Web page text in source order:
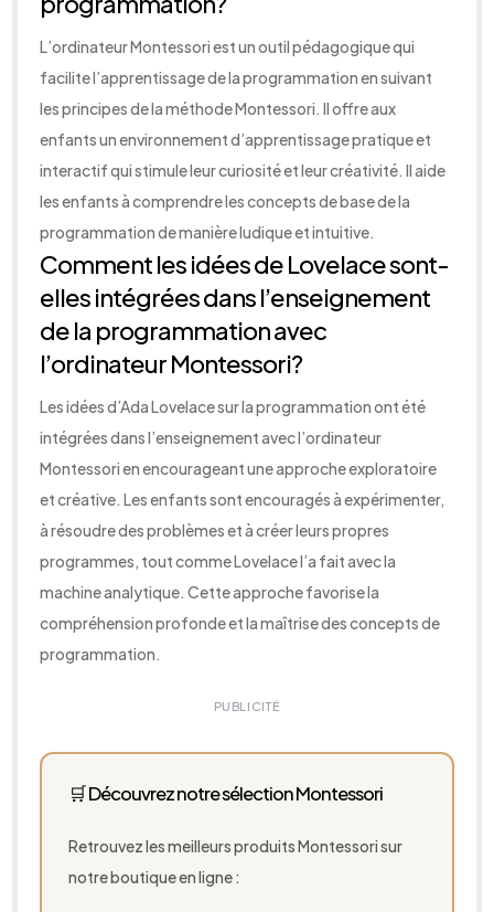
L’ordinateur Montessori est un outil pédagogique qui
facilite l’apprentissage de la programmation en suivant
les principes de la méthode Montessori. Il offre aux
enfants un environnement d’apprentissage pratique et
interactif qui stimule leur curiosité et leur créativité. Il aide
les enfants à comprendre les concepts de base de la
programmation de manière ludique et intuitive.
Comment les idées de Lovelace sont-
elles intégrées dans l’enseignement
de la programmation avec
l’ordinateur Montessori?
Les idées d’Ada Lovelace sur la programmation ont été
intégrées dans l’enseignement avec l’ordinateur
Montessori en encourageant une approche exploratoire
et créative. Les enfants sont encouragés à expérimenter,
à résoudre des problèmes et à créer leurs propres
programmes, tout comme Lovelace l’a fait avec la
machine analytique. Cette approche favorise la
compréhension profonde et la maîtrise des concepts de
programmation.
PUBLICITÉ
🛒 Découvrez notre sélection Montessori
Retrouvez les meilleurs produits Montessori sur
notre boutique en ligne :